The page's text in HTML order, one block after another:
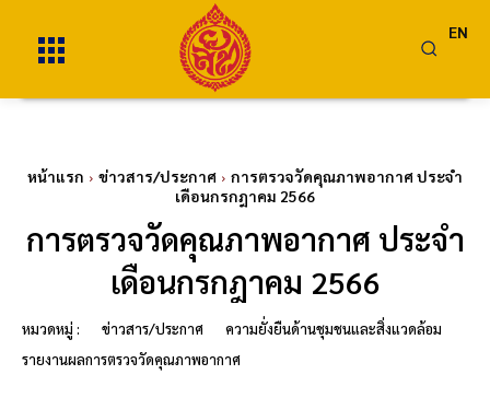
EN
หน้าแรก ข่าวสาร/ประกาศ
การตรวจวัดคุณภาพอากาศ ประจำ
เดือนกรกฎาคม 2566
การตรวจวัดคุณภาพอากาศ ประจำ
เดือนกรกฎาคม 2566
หมวดหมู่ : ข่าวสาร/ประกาศ
ความยั่งยืนด้านชุมชนและสิ่งแวดล้อม
รายงานผลการตรวจวัดคุณภาพอากาศ